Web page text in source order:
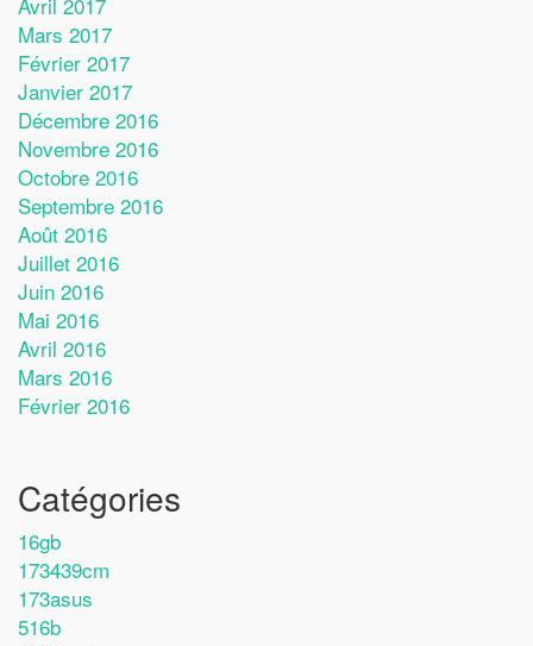
Mars 2017
Février 2017
Janvier 2017
Décembre 2016
Novembre 2016
Octobre 2016
Septembre 2016
Août 2016
Juillet 2016
Juin 2016
Mai 2016
Avril 2016
Mars 2016
Février 2016
Catégories
16gb
173439cm
173asus
516b